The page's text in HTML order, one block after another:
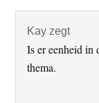
Kay zegt
Is er eenheid in
thema.